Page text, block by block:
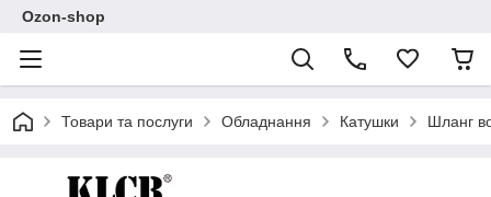
Ozon-shop
Товари та послуги Обладнання Катушки Шланг